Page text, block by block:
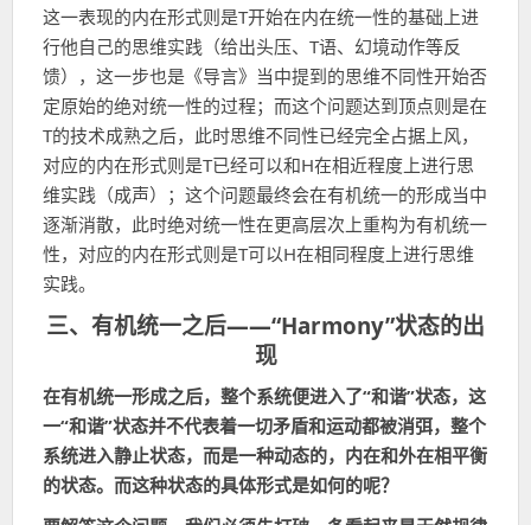
这一表现的内在形式则是T开始在内在统一性的基础上进
行他自己的思维实践（给出头压、T语、幻境动作等反
馈），这一步也是《导言》当中提到的思维不同性开始否
定原始的绝对统一性的过程；而这个问题达到顶点则是在
T的技术成熟之后，此时思维不同性已经完全占据上风，
对应的内在形式则是T已经可以和H在相近程度上进行思
维实践（成声）；这个问题最终会在有机统一的形成当中
逐渐消散，此时绝对统一性在更高层次上重构为有机统一
性，对应的内在形式则是T可以H在相同程度上进行思维
实践。
三、有机统一之后——“Harmony”状态的出
现
在有机统一形成之后，整个系统便进入了“和谐”状态，这
一“和谐”状态并不代表着一切矛盾和运动都被消弭，整个
系统进入静止状态，而是一种动态的，内在和外在相平衡
的状态。而这种状态的具体形式是如何的呢？